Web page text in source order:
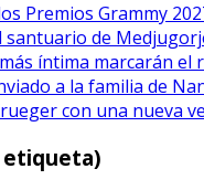
Premios Grammy
santuario de
íntima marcarán el
a la familia de
con una nueva
etiqueta)